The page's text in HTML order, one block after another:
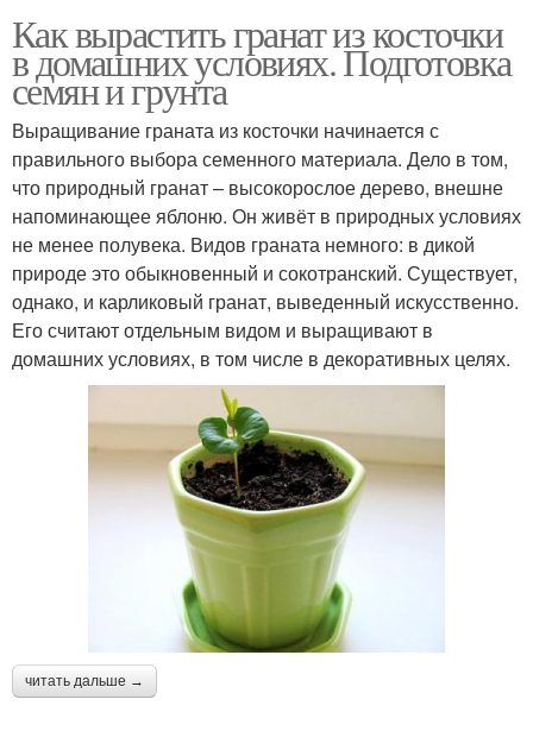
Как вырастить гранат из косточки
в домашних условиях. Подготовка
семян и грунта
Выращивание граната из косточки начинается с
правильного выбора семенного материала. Дело в том,
что природный гранат – высокорослое дерево, внешне
напоминающее яблоню. Он живёт в природных условиях
не менее полувека. Видов граната немного: в дикой
природе это обыкновенный и сокотранский. Существует,
однако, и карликовый гранат, выведенный искусственно.
Его считают отдельным видом и выращивают в
домашних условиях, в том числе в декоративных целях.
читать дальше →